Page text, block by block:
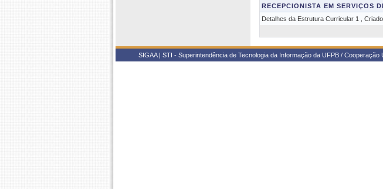
RECEPCIONISTA EM SERVIÇOS
Detalhes da Estrutura Curricular 1 ,
SIGAA | STI - Superintendência de Tecnologia da Informação da UFPB /